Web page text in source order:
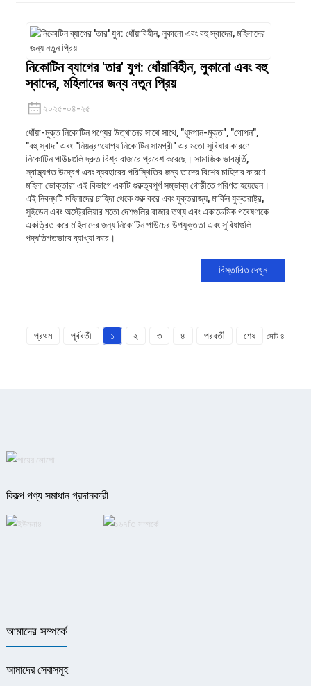
নিকোটিন ব্যাগের 'তার' যুগ: ধোঁয়াবিহীন, লুকানো এবং বহু
স্বাদের, মহিলাদের জন্য নতুন প্রিয়
২০২৫-০৪-২৫
ধোঁয়া-মুক্ত নিকোটিন পণ্যের উত্থানের সাথে সাথে, "ধূমপান-মুক্ত", "গোপন",
"বহু স্বাদ" এবং "নিয়ন্ত্রণযোগ্য নিকোটিন সামগ্রী" এর মতো সুবিধার কারণে
নিকোটিন পাউচগুলি দ্রুত বিশ্ব বাজারে প্রবেশ করেছে। সামাজিক ভাবমূর্তি,
স্বাস্থ্যগত উদ্বেগ এবং ব্যবহারের পরিস্থিতির জন্য তাদের বিশেষ চাহিদার কারণে
মহিলা ভোক্তারা এই বিভাগে একটি গুরুত্বপূর্ণ সম্ভাব্য গোষ্ঠীতে পরিণত হয়েছেন।
এই নিবন্ধটি মহিলাদের চাহিদা থেকে শুরু করে এবং যুক্তরাজ্য, মার্কিন যুক্তরাষ্ট্র,
সুইডেন এবং অস্ট্রেলিয়ার মতো দেশগুলির বাজার তথ্য এবং একাডেমিক গবেষণাকে
একত্রিত করে মহিলাদের জন্য নিকোটিন পাউচের উপযুক্ততা এবং সুবিধাগুলি
পদ্ধতিগতভাবে ব্যাখ্যা করে।
বিস্তারিত দেখুন
প্রথম পূর্ববর্তী ১ ২ ৩ ৪ পরবর্তী শেষ মোট ৪
বিকল্প পণ্য সমাধান প্রদানকারী
আমাদের সম্পর্কে
আমাদের সেবাসমূহ